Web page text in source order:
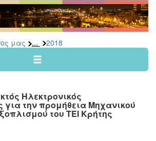
μας ... 2018
Ηλεκτρονικός
για την προμήθεια Μηχανικού
του ΤΕΙ Κρήτης